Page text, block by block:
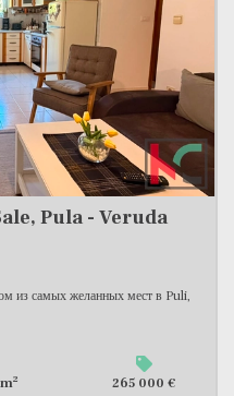
Sale, Ližnjan
общей площадью 72,34 м2,
72,34 m 255 000 €